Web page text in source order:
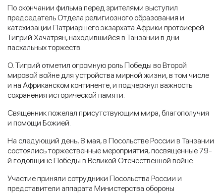
По окончании фильма перед зрителями выступил
председатель Отдела религиозного образования и
катехизации Патриаршего экзархата Африки протоиерей
Тигрий Хачатрян, находившийся в Танзании в дни
пасхальных торжеств.
О. Тигрий отметил огромную роль Победы во Второй
мировой войне для устройства мирной жизни, в том числе
и на Африканском континенте, и подчеркнул важность
сохранения исторической памяти.
Священник пожелал присутствующим мира, благополучия
и помощи Божией.
На следующий день, 8 мая, в Посольстве России в Танзании
состоялись торжественные мероприятия, посвященные 79-
й годовщине Победы в Великой Отечественной войне.
Участие приняли сотрудники Посольства России и
представители аппарата Министерства обороны